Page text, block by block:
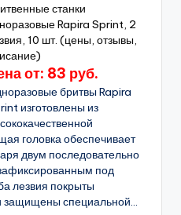
станки
Rapira Sprint, 2
10 шт. (цены, отзывы,
от: 83 руб.
бритвы Rapira
изготовлены из
головка обеспечивает
двум последовательно
под
лезвия покрыты
специальной...